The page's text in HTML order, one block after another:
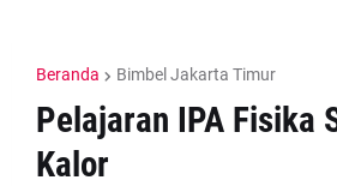
Beranda Bimbel Jakarta Timur
Pelajaran IPA Fisika
Kalor